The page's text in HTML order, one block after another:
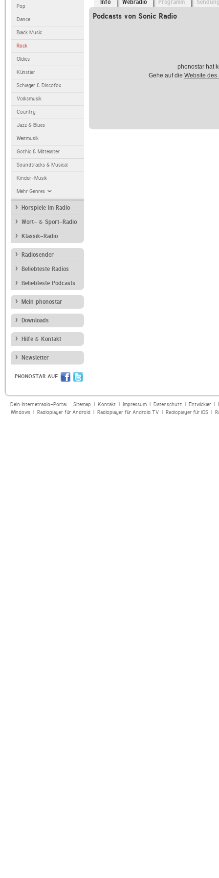
Pop
Dance
Black Music
Rock
Oldies
Künstler
Schlager & Discofox
Volksmusik
Country
Jazz & Blues
Weltmusik
Gothic & Mittelalter
Soundtracks & Musical
Kinder-Musik
Mehr Genres
Hörspiele im Radio
Wort- & Sport-Radio
Klassik-Radio
Radiosender
Beliebteste Radios
Beliebteste Podcasts
Mein phonostar
Downloads
Hilfe & Kontakt
Newsletter
PHONOSTAR AUF
Info Webradio Programm
Podcasts von Sonic Radio
phonostar hat
Gehe auf die Website des
Dein Internetradio-Portal : Sitemap| Kontakt| Impressum| Datenschutz| Entwickler|
Windows| Radioplayer für Android| Radioplayer für Android TV| Radioplayer für iOS|